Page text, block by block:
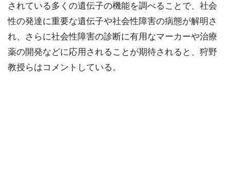
されている多くの遺伝子の機能を調べることで、社会
性の発達に重要な遺伝子や社会性障害の病態が解明さ
れ、さらに社会性障害の診断に有用なマーカーや治療
薬の開発などに応用されることが期待されると、狩野
教授らはコメントしている。